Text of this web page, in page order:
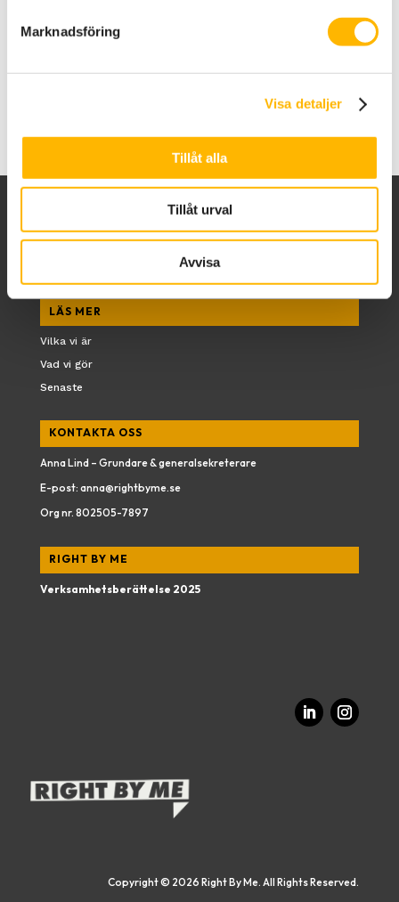
Marknadsföring
Visa detaljer
Tillåt alla
Tillåt urval
Avvisa
Handboken för moderatorer – ett samarbete
Gatlyktorna i orten
LÄS MER
Vilka vi är
Vad vi gör
Senaste
KONTAKTA OSS
Anna Lind – Grundare & generalsekreterare
E-post: anna@rightbyme.se
Org nr. 802505-7897
RIGHT BY ME
Verksamhetsberättelse 2025
Copyright © 2026 Right By Me. All Rights Reserved.